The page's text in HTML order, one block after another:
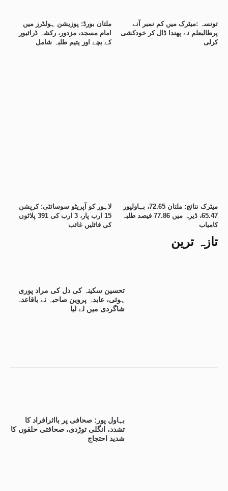
تازہ ترین
تحسین سکینہ کی دل کی مراد پوری
ہوئی، عابدہ پروین صاحبہ نے باقاعدہ
شاگردی میں لے لیا
بہاول پور: صحافی پر بااثرافراد کا
تشدد، انگلی توڑدی، صحافتی حلقوں کا
شدید احتجاج
ملتان بورڈ: پوزیشن ہولڈرز میں
امام مسجد، مزدور، رکشہ ڈرائیور
کے بچے اور یتیم طلبہ شامل
تونسہ :میٹرک میں کم نمبر آنے
پرطالبعلم نے پھندا ڈال کر خودکشی
کرلی
لاہور کو آپریٹو سوسائٹی: کرپشن
15 ارب پار، 3 ارب کی 391 پلاٹوں
کی فائلیں غائب
میٹرک نتائج: ملتان 72.65، بہاولپور
65.47، ڈیرہ میں 77.86 فیصد طلبہ
کامیاب